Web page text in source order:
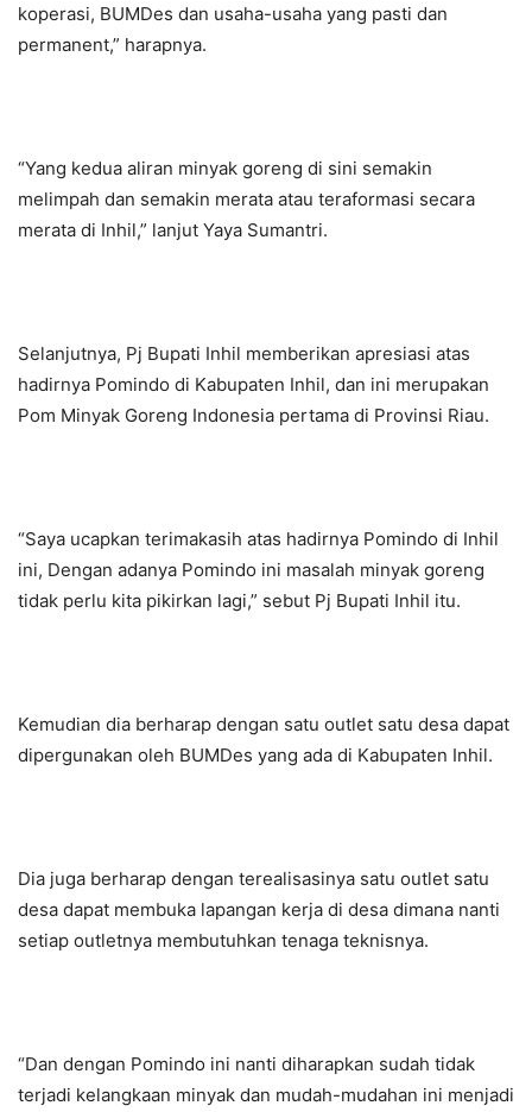
koperasi, BUMDes dan usaha-usaha yang pasti dan
permanent,” harapnya.
“Yang kedua aliran minyak goreng di sini semakin
melimpah dan semakin merata atau teraformasi secara
merata di Inhil,” lanjut Yaya Sumantri.
Selanjutnya, Pj Bupati Inhil memberikan apresiasi atas
hadirnya Pomindo di Kabupaten Inhil, dan ini merupakan
Pom Minyak Goreng Indonesia pertama di Provinsi Riau.
“Saya ucapkan terimakasih atas hadirnya Pomindo di Inhil
ini, Dengan adanya Pomindo ini masalah minyak goreng
tidak perlu kita pikirkan lagi,” sebut Pj Bupati Inhil itu.
Kemudian dia berharap dengan satu outlet satu desa dapat
dipergunakan oleh BUMDes yang ada di Kabupaten Inhil.
Dia juga berharap dengan terealisasinya satu outlet satu
desa dapat membuka lapangan kerja di desa dimana nanti
setiap outletnya membutuhkan tenaga teknisnya.
“Dan dengan Pomindo ini nanti diharapkan sudah tidak
terjadi kelangkaan minyak dan mudah-mudahan ini menjadi